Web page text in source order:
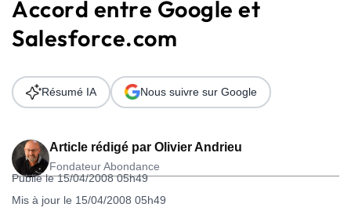
Ressources
Audit SEO
Accord entre Google et
Salesforce.com
Article rédigé par Olivier Andrieu
Fondateur Abondance
Publié le 15/04/2008 05h49
Mis à jour le 15/04/2008 05h49
Résumé IA Nous suivre sur Google